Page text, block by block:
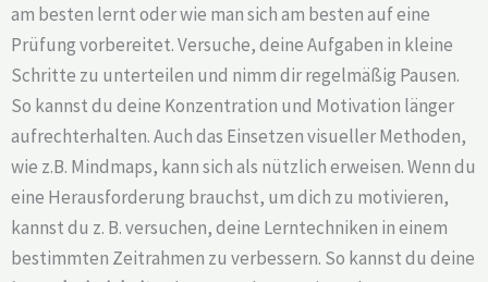
am besten lernt oder wie man sich am besten auf eine
Prüfung vorbereitet. Versuche, deine Aufgaben in kleine
Schritte zu unterteilen und nimm dir regelmäßig Pausen.
So kannst du deine Konzentration und Motivation länger
aufrechterhalten. Auch das Einsetzen visueller Methoden,
wie z.B. Mindmaps, kann sich als nützlich erweisen. Wenn du
eine Herausforderung brauchst, um dich zu motivieren,
kannst du z. B. versuchen, deine Lerntechniken in einem
bestimmten Zeitrahmen zu verbessern. So kannst du deine